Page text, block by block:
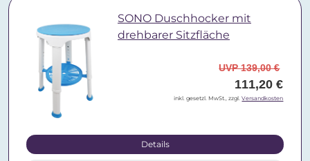
SONO Duschhocker mit
drehbarer Sitzfläche
UVP 139,00 €
111,20 €
inkl. gesetzl. MwSt., zzgl.Versandkosten
Details